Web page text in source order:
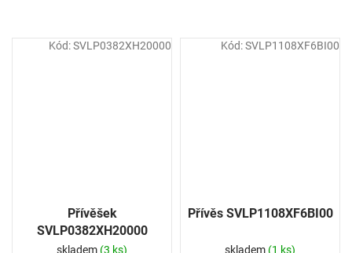
Přívěšek
SVLP0382XH20000
skladem (3 ks)
Kód:SVLP0382XH20000
Přívěs SVLP1108XF6BI00
skladem (1 ks)
Kód:SVLP1108XF6BI00